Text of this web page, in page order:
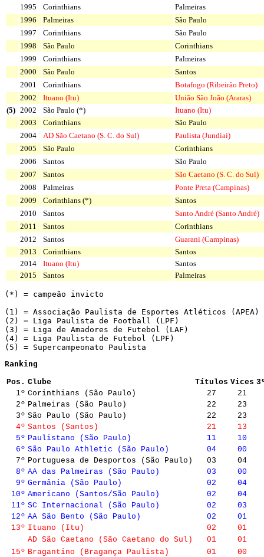
1995 Corinthians
Palmeiras
1996
Palmeiras
São Paulo
1997
Corinthians
São Paulo
1998
São Paulo
Corinthians
1999
Corinthians
Palmeiras
2000
São Paulo
Santos
2001
Corinthians
Botafogo (Ribeirão Preto)
2002
Ituano (Itu)
União São João (Araras)
(5) 2002 São Paulo (*)
Ituano (Itu)
2003
Corinthians
São Paulo
2004
AD São Caetano (S. C. do Sul)
Paulista (Jundiaí)
2005
São Paulo
Corinthians
2006
Santos
São Paulo
2007
Santos
São Caetano (S. C. do Sul)
2008
Palmeiras
Ponte Preta (Campinas)
2009
Corinthians (*)
Santos
2010
Santos
Santo André (Santo André)
2011
Santos
Corinthians
2012
Santos
Guarani (Campinas)
2013
Corinthians
Santos
2014
Ituano (Itu)
Santos
2015
Santos Palmeiras
(*) = campeão invicto
(1) = Associação Paulista de Esportes Atléticos (APEA)
(2) = Liga Paulista de Football (LPF)
(3) = Liga de Amadores de Futebol (LAF)
(4) = Liga Paulista de Futebol (LPF)
(5) = Supercampeonato Paulista
Ranking
Pos. Clube Títulos Vices
1º Corinthians (São Paulo) 27
21
2º Palmeiras (São Paulo) 22
23
3º São Paulo (São Paulo) 22
23
4º Santos (Santos) 21
13
5º Paulistano (São Paulo) 11
10
6º São Paulo Athletic (São Paulo) 04
00
7º Portuguesa de Desportos (São Paulo) 03
04
8º AA das Palmeiras (São Paulo) 03
00
9º Germânia (São Paulo) 02
04
10º Americano (Santos/São Paulo) 02
04
11º SC Internacional (São Paulo) 02
03
12º AA São Bento (São Paulo) 02
01
13º Ituano (Itu) 02
01
AD São Caetano (São Caetano do Sul)
01
01
15º Bragantino (Bragança Paulista) 01
00